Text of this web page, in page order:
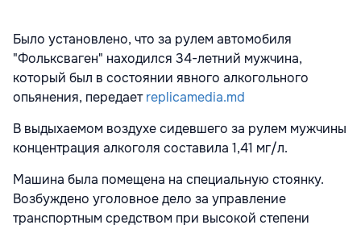
Было установлено, что за рулем автомобиля
"Фольксваген" находился 34-летний мужчина,
который был в состоянии явного алкогольного
опьянения, передаетreplicamedia.md
В выдыхаемом воздухе сидевшего за рулем мужчины
концентрация алкоголя составила 1,41 мг/л.
Машина была помещена на специальную стоянку.
Возбуждено уголовное дело за управление
транспортным средством при высокой степени